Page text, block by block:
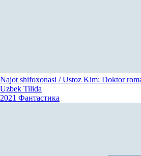
Najot shifoxonasi / Ustoz Kim: Doktor
Uzbek Tilida
2021 Фантастика